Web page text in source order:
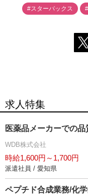
#スターバックス
求人特集
医薬品メーカーでの
WDB株式会社
時給1,600円～1,700円
派遣社員 / 愛知県
ペプチド合成業務/化